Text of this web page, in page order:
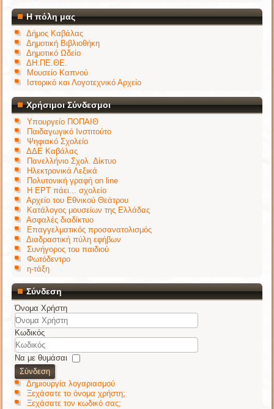
Η πόλη μας
Δήμος Καβάλας
Δημοτική Βιβλιοθήκη
Δημοτικό Ωδείο
ΔΗ.ΠΕ.ΘΕ.
Μουσείο Καπνού
Ιστορικό και Λογοτεχνικό Αρχείο
Χρήσιμοι Σύνδεσμοι
Υπουργείο ΠΟΠΑΙΘ
Παιδαγωγικό Ινστιτούτο
Ψηφιακό Σχολείο
ΔΔΕ Καβάλας
Πανελλήνιο Σχολ. Δίκτυο
Ηλεκτρονικά Λεξικά
Πολυτονική γραφή on line
Η ΕΡΤ πάει... σχολείο
Αρχείο του Εθνικού Θεάτρου
Κατάλογος μουσείων της Ελλάδας
Ασφαλές διαδίκτυο
Επαγγελματικός προσανατολισμός
Διαδραστική πύλη εφήβων
Συνήγορος του παιδιού
Φωτόδεντρο
η-τάξη
Σύνδεση
Όνομα Χρήστη
Κωδικός
Να με θυμάσαι
Σύνδεση
Δημιουργία λογαριασμού
Ξεχάσατε το όνομα χρήστη;
Ξεχάσατε τον κωδικό σας;